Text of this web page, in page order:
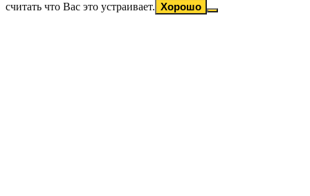
считать что Вас это устраивает. Хорошо